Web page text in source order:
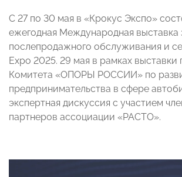
С 27 по 30 мая в «Крокус Экспо»
ежегодная Международная выставка
послепродажного обслуживания и
Expo 2025. 29 мая в рамках
Комитета «ОПОРЫ РОССИИ» по
предпринимательства в сфере
экспертная дискуссия с участием
партнеров ассоциации «РАСТО».